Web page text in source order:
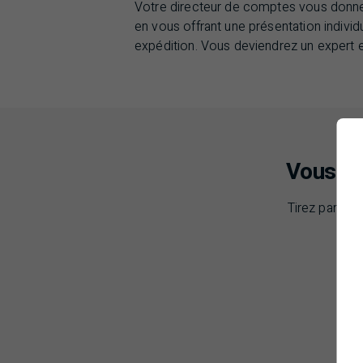
Votre directeur de comptes vous
en vous offrant une présentation
expédition. Vous deviendrez un expert
Vous
Tirez parti